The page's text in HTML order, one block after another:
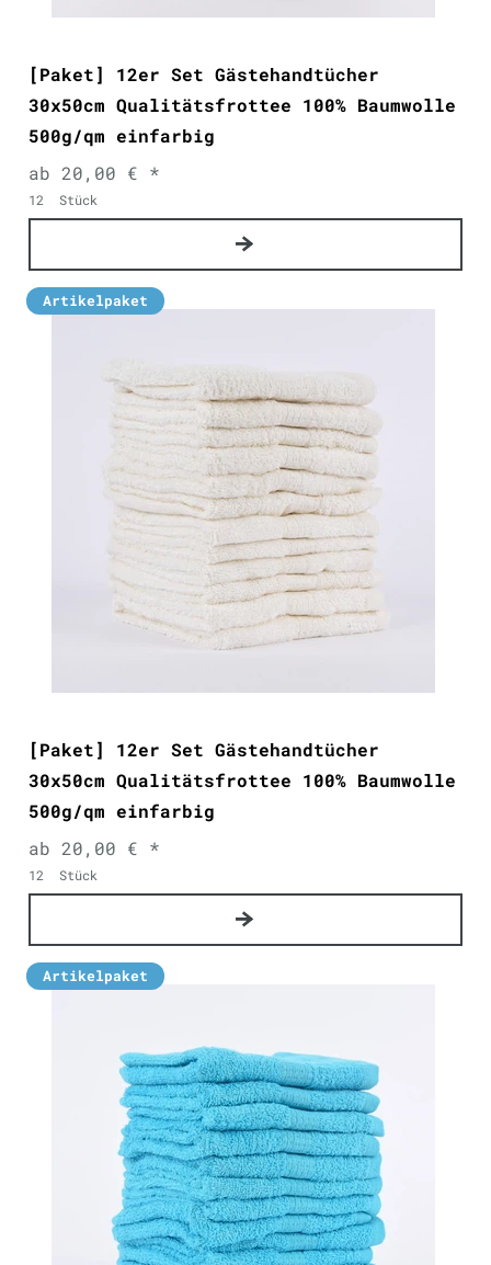
[Paket] 12er Set Gästehandtücher
30x50cm Qualitätsfrottee 100% Baumwolle
500g/qm einfarbig
ab 20,00 € *
12 Stück
Artikelpaket
[Paket] 12er Set Gästehandtücher
30x50cm Qualitätsfrottee 100% Baumwolle
500g/qm einfarbig
ab 20,00 € *
12 Stück
Artikelpaket